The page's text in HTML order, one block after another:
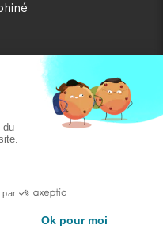
toiture
Mentions légales
Simplébo